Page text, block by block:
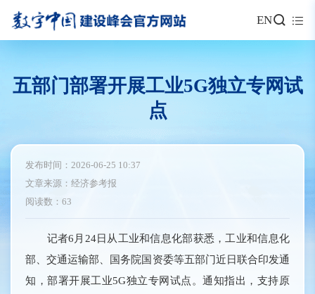
EN
五部门部署开展工业5G独立专网试
点
发布时间：2026-06-25 10:37
文章来源：经济参考报
阅读数：63
记者6月24日从工业和信息化部获悉，工业和信息化
部、交通运输部、国务院国资委等五部门近日联合印发通
知，部署开展工业5G独立专网试点。通知指出，支持原